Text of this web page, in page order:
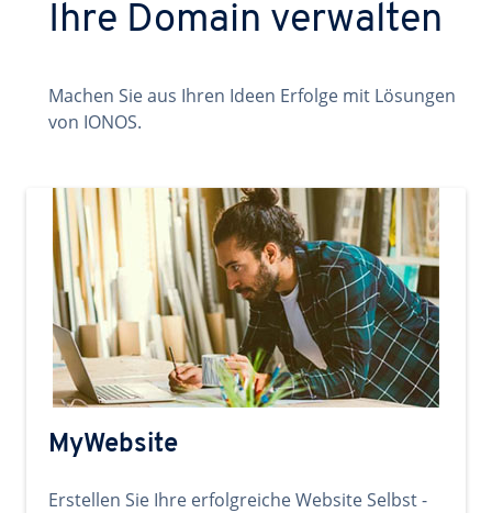
Ihre Domain verwalten
Machen Sie aus Ihren Ideen Erfolge mit Lösungen
von IONOS.
MyWebsite
Erstellen Sie Ihre erfolgreiche Website Selbst -